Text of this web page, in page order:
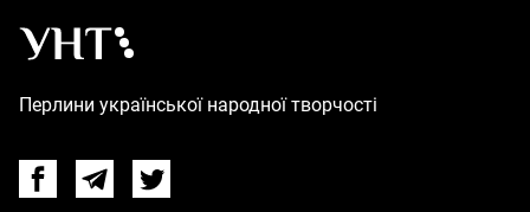
Перлини української народної творчості
FacebookTelegramTwitter